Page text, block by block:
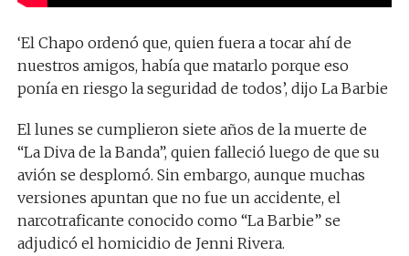
‘El Chapo ordenó que, quien fuera a tocar ahí de
nuestros amigos, había que matarlo porque eso
ponía en riesgo la seguridad de todos’, dijo La Barbie
El lunes se cumplieron siete años de la muerte de
“La Diva de la Banda”, quien falleció luego de que su
avión se desplomó. Sin embargo, aunque muchas
versiones apuntan que no fue un accidente, el
narcotraficante conocido como “La Barbie” se
adjudicó el homicidio de Jenni Rivera.